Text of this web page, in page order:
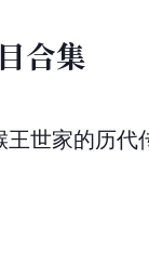
目合集
王世家的历代